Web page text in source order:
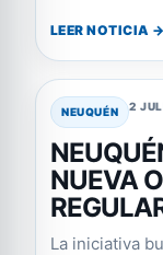
LEER NOTICIA →
NEUQUÉN 2
NUEVA
La iniciativa